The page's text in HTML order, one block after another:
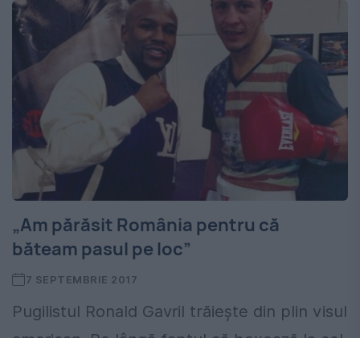
„Am părăsit România pentru că
băteam pasul pe loc”
7 SEPTEMBRIE 2017
Pugilistul Ronald Gavril trăiește din plin visul